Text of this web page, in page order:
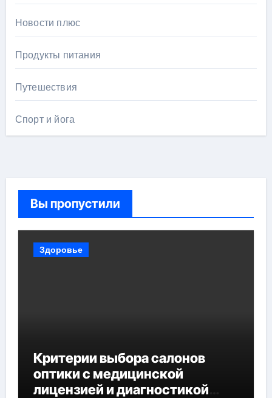
Новости плюс
Продукты питания
Путешествия
Спорт и йога
Вы пропустили
Здоровье
Критерии выбора салонов
оптики с медицинской
лицензией и диагностикой